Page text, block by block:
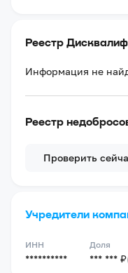
Реестр
Информация не
Реестр
Проверить
Учредители
ИНН
**********
Доля
*** *** ₽